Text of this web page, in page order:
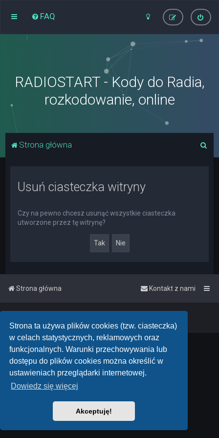
Strona ta używa plików cookies (tzw. ciasteczka)
w celach statystycznych, reklamowych oraz
funkcjonalnych. Warunki przechowywania lub
dostępu do plików cookies można określić w
ustawieniach przeglądarki internetowej.
Dowiedz się więcej
Akceptuję!
FAQ
RADIOSTART - Kody do Radia,
rozkodowanie, online
Strona główna
Usuń ciasteczka witryny
Czy na pewno chcesz usunąć wszystkie ciasteczka
utworzone przez tę witrynę?
Strona główna Kontakt z nami
Powered byphpBB™• Design byPlanetStyles
Polski pakiet językowy dostarcza phpBB.pl